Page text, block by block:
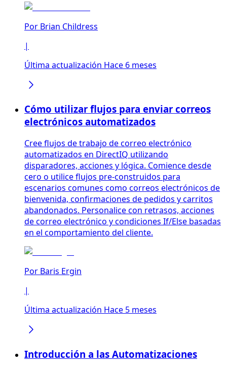
Por Brian Childress
|
Última actualización Hace 6 meses
Cómo utilizar flujos para enviar correos
electrónicos automatizados
Cree flujos de trabajo de correo electrónico
automatizados en DirectIQ utilizando
disparadores, acciones y lógica. Comience desde
cero o utilice flujos pre-construidos para
escenarios comunes como correos electrónicos de
bienvenida, confirmaciones de pedidos y carritos
abandonados. Personalice con retrasos, acciones
de correo electrónico y condiciones If/Else basadas
en el comportamiento del cliente.
Por Baris Ergin
|
Última actualización Hace 5 meses
Introducción a las Automatizaciones